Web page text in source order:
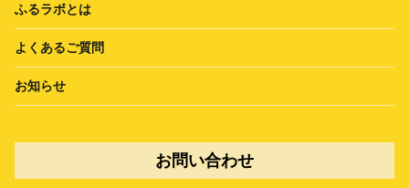
ふるラボとは
よくあるご質問
お知らせ
お問い合わせ